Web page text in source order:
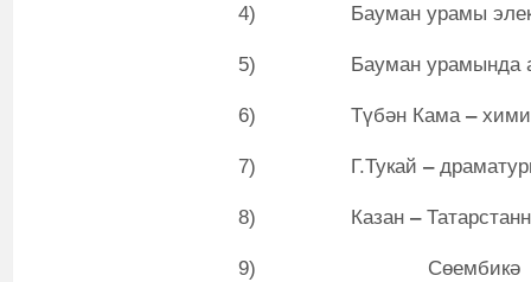
4) Бауман урамы элек
5) Бауман урамында
6) Түбән Кама ‒
7) Г.Тукай ‒
8) Казан ‒
9) Сөембикә